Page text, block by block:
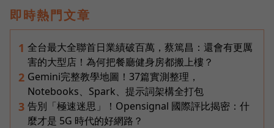
即時熱門文章
1 全台最大全聯首日業績破百萬，蔡篤昌：還會有更厲
害的大型店！為何把餐廳健身房都搬上樓？
2 Gemini完整教學地圖！37篇實測整理，
Notebooks、Spark、提示詞架構全打包
3 告別「極速迷思」！Opensignal 國際評比揭密：什
麼才是 5G 時代的好網路？